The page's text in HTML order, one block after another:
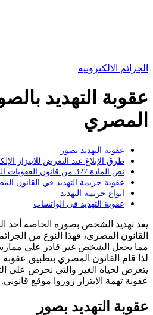
الجرائم الالكترونية
عقوبة التهديد
المصري
عقوبة التهديد بصور
طرق الإبلاغ عند التعرض للابتزاز
نص المادة 327 من قانون العقوبات المصري
عقوبة جريمة التهديد في القانون
انواع جريمة التهديد
عقوبة التهديد في الواتساب
يعد تهديد الشخص بصوره الخاصة أحد
القانون المصري، فهذا النوع من
مما يجعل الشخص غير قادر على
لذا قام القانون المصري بتطبيق
يتعرض لحياة الغير والتي نحرص على
عقوبة تهمة الابتزاز زوروا موقع قانوني.
عقوبة التهديد بصور